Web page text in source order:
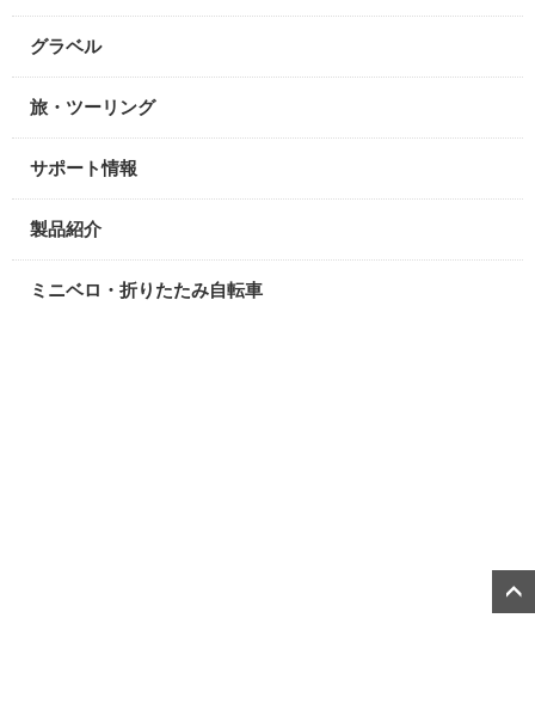
グラベル
旅・ツーリング
サポート情報
製品紹介
ミニベロ・折りたたみ自転車